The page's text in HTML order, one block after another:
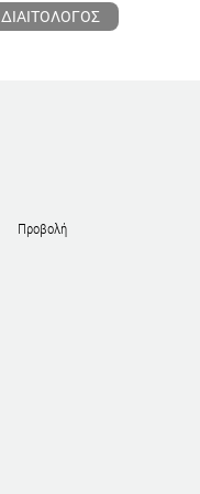
ΔΙΑΙΤΟΛΟΓΟΣ
Προβολή